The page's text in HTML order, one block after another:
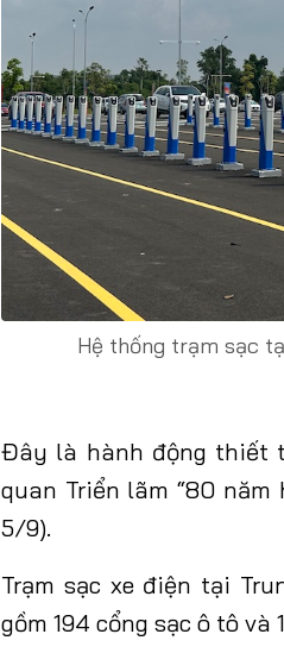
Hệ thống trạm sạc
Đây là hành động thiết
quan Triển lãm “80
5/9).
Trạm sạc xe điện tại
gồm 194 cổng sạc ô tô và